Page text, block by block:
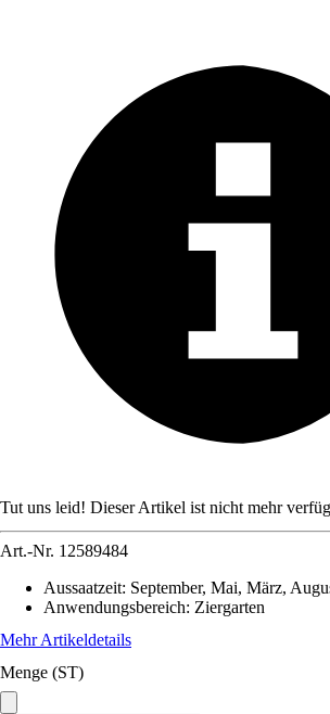
Tut uns leid! Dieser Artikel ist nicht mehr
Art.-Nr. 12589484
Aussaatzeit: September, Mai, März,
Anwendungsbereich: Ziergarten
Mehr Artikeldetails
Menge (ST)